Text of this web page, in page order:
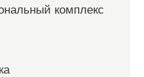
комплекс